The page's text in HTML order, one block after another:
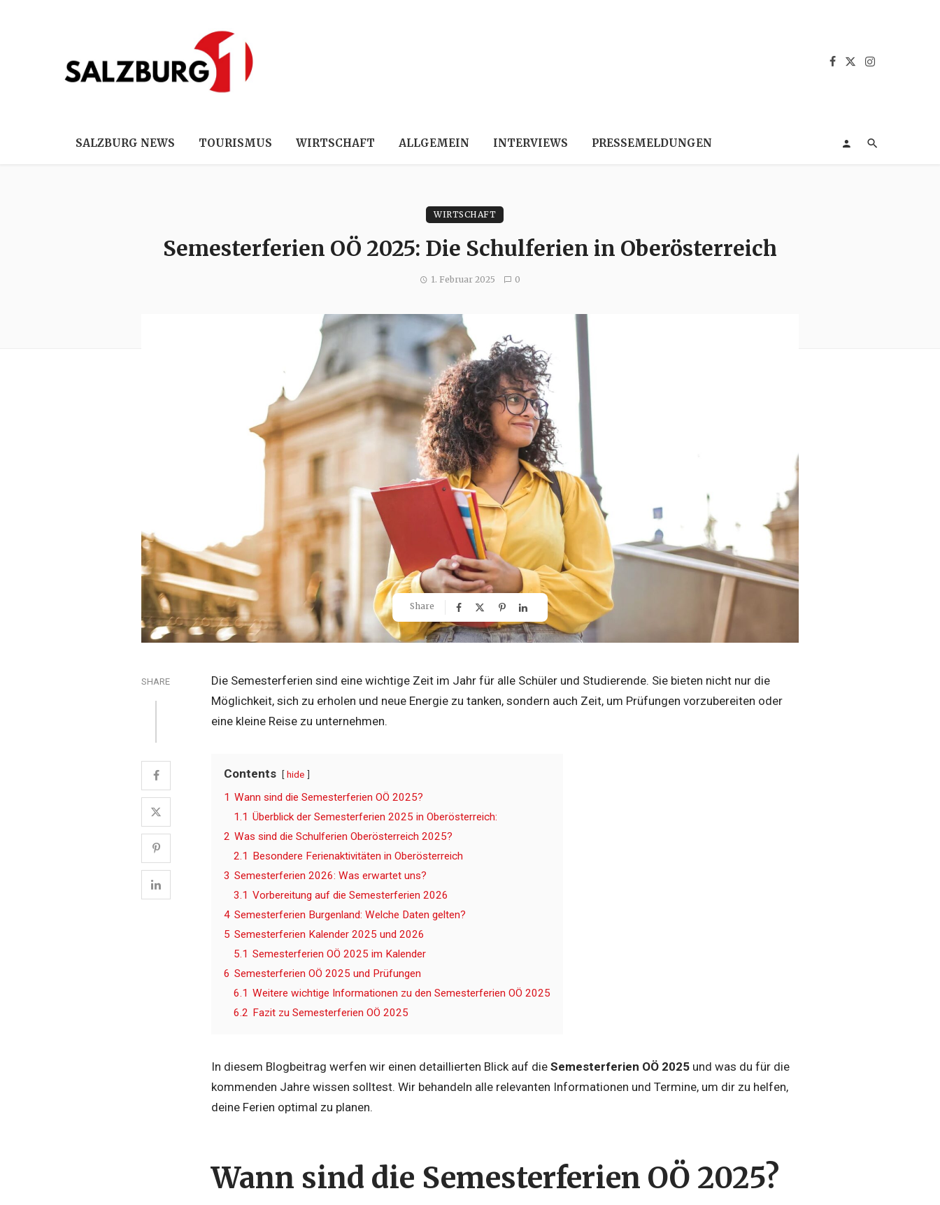
SALZBURG NEWS TOURISMUS WIRTSCHAFT ALLGEMEIN INTERVIEWS PRESSEMELDUNGEN
WIRTSCHAFT
Semesterferien OÖ 2025: Die Schulferien in Oberösterreich
1. Februar 2025 0
Share
SHARE
Die Semesterferien sind eine wichtige Zeit im Jahr für alle Schüler und Studierende. Sie bieten nicht nur die
Möglichkeit, sich zu erholen und neue Energie zu tanken, sondern auch Zeit, um Prüfungen vorzubereiten oder
eine kleine Reise zu unternehmen.
Contents hide
1 Wann sind die Semesterferien OÖ 2025?
1.1 Überblick der Semesterferien 2025 in Oberösterreich:
2 Was sind die Schulferien Oberösterreich 2025?
2.1 Besondere Ferienaktivitäten in Oberösterreich
3 Semesterferien 2026: Was erwartet uns?
3.1 Vorbereitung auf die Semesterferien 2026
4 Semesterferien Burgenland: Welche Daten gelten?
5 Semesterferien Kalender 2025 und 2026
5.1 Semesterferien OÖ 2025 im Kalender
6 Semesterferien OÖ 2025 und Prüfungen
6.1 Weitere wichtige Informationen zu den Semesterferien OÖ 2025
6.2 Fazit zu Semesterferien OÖ 2025
In diesem Blogbeitrag werfen wir einen detaillierten Blick auf die Semesterferien OÖ 2025 und was du für die
kommenden Jahre wissen solltest. Wir behandeln alle relevanten Informationen und Termine, um dir zu helfen,
deine Ferien optimal zu planen.
Wann sind die Semesterferien OÖ 2025?